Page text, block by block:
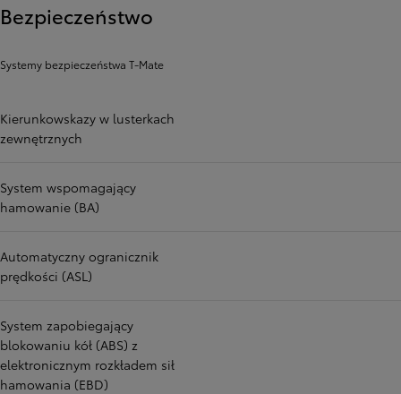
Bezpieczeństwo
Systemy bezpieczeństwa T-Mate
Kierunkowskazy w lusterkach
zewnętrznych
System wspomagający
hamowanie (BA)
Automatyczny ogranicznik
prędkości (ASL)
System zapobiegający
blokowaniu kół (ABS) z
elektronicznym rozkładem sił
hamowania (EBD)